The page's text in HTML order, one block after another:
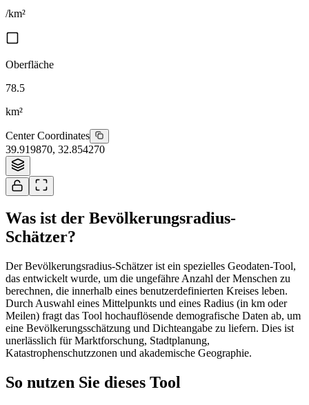
/km²
Oberfläche
78.5
km²
Center Coordinates
39.919870, 32.854270
Was ist der Bevölkerungsradius-
Schätzer?
Der Bevölkerungsradius-Schätzer ist ein spezielles Geodaten-Tool,
das entwickelt wurde, um die ungefähre Anzahl der Menschen zu
berechnen, die innerhalb eines benutzerdefinierten Kreises leben.
Durch Auswahl eines Mittelpunkts und eines Radius (in km oder
Meilen) fragt das Tool hochauflösende demografische Daten ab, um
eine Bevölkerungsschätzung und Dichteangabe zu liefern. Dies ist
unerlässlich für Marktforschung, Stadtplanung,
Katastrophenschutzzonen und akademische Geographie.
So nutzen Sie dieses Tool